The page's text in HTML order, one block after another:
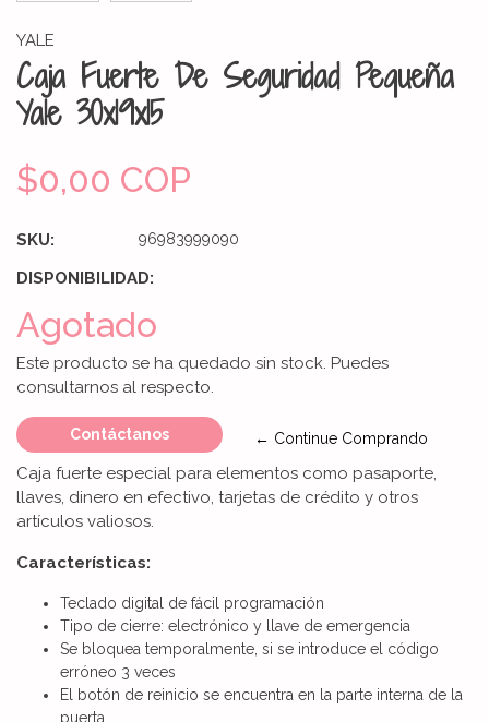
YALE
Caja Fuerte De Seguridad Pequeña
Yale 30x19x15
$0,00 COP
SKU: 96983999090
DISPONIBILIDAD:
Agotado
Este producto se ha quedado sin stock. Puedes
consultarnos al respecto.
Contáctanos ← Continue Comprando
Caja fuerte especial para elementos como pasaporte,
llaves, dinero en efectivo, tarjetas de crédito y otros
artículos valiosos.
Características:
Teclado digital de fácil programación
Tipo de cierre: electrónico y llave de emergencia
Se bloquea temporalmente, si se introduce el código
erróneo 3 veces
El botón de reinicio se encuentra en la parte interna de la
puerta